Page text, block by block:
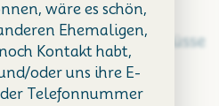
wäre es schön,
Ehemaligen,
Kontakt habt,
oder uns ihre E-
Telefonnummer